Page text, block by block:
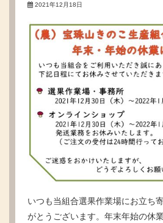
2021年12月18日
いつも当組合選果作業場にお立ち
がとうございます。年末年始の休